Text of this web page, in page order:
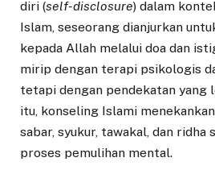
diri (self-disclosure) dalam
Islam, seseorang dianjurkan
kepada Allah melalui doa dan
mirip dengan terapi psikologis
tetapi dengan pendekatan yang
itu, konseling Islami
sabar, syukur, tawakal, dan ridha
proses pemulihan mental.